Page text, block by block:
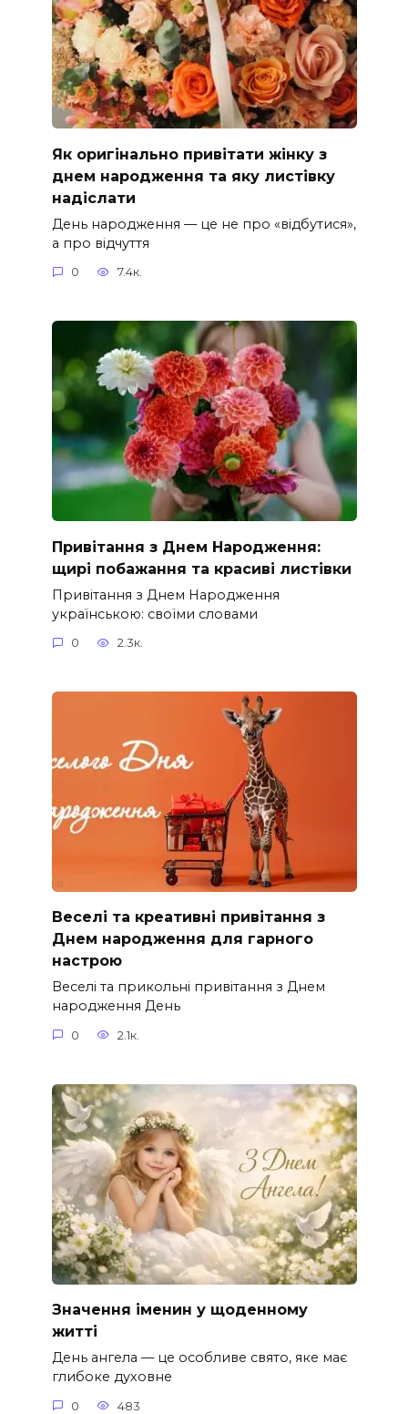
Як оригінально привітати жінку з
днем народження та яку листівку
надіслати
День народження — це не про «відбутися»,
а про відчуття
0 7.4к.
Привітання з Днем Народження:
щирі побажання та красиві листівки
Привітання з Днем Народження
українською: своїми словами
0 2.3к.
Веселі та креативні привітання з
Днем народження для гарного
настрою
Веселі та прикольні привітання з Днем
народження День
0 2.1к.
Значення іменин у щоденному
житті
День ангела — це особливе свято, яке має
глибоке духовне
0 483